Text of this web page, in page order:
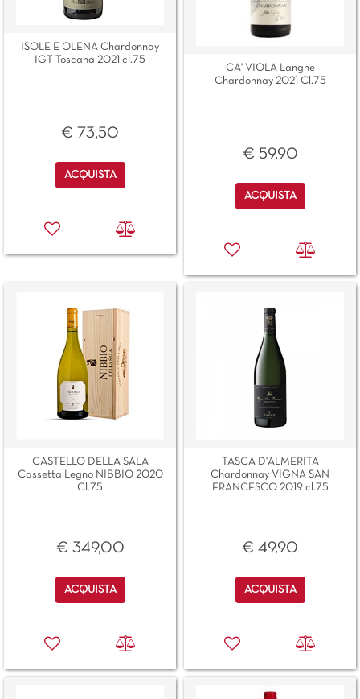
ISOLE E OLENA Chardonnay
IGT Toscana 2021 cl.75
€ 73,50
Quantità
ACQUISTA
CA' VIOLA Langhe
Chardonnay 2021 Cl.75
€ 59,90
Quantità
ACQUISTA
CASTELLO DELLA SALA
Cassetta Legno NIBBIO 2020
Cl.75
€ 349,00
Quantità
ACQUISTA
TASCA D'ALMERITA
Chardonnay VIGNA SAN
FRANCESCO 2019 cl.75
€ 49,90
Quantità
ACQUISTA